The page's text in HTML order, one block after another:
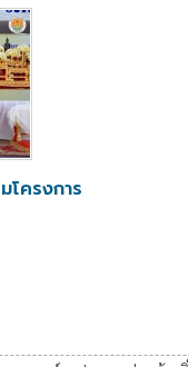
โครงการ